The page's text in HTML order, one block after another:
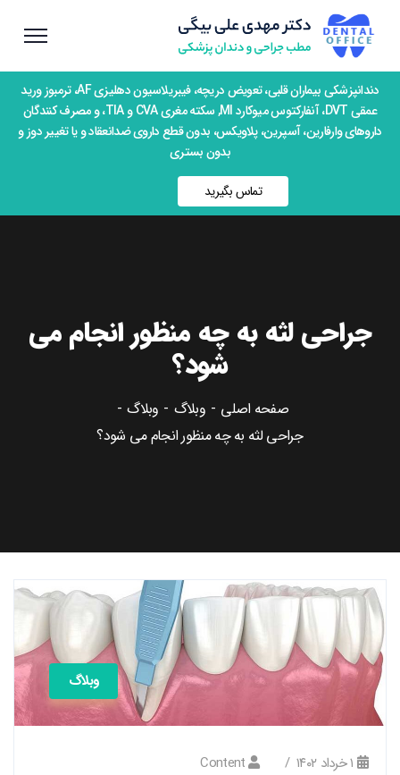
دندانپزشکی بیماران قلبی، تعویض دریچه، فیبریلاسیون دهلیزی AF، ترمبوز ورید
عمقی DVT، آنفارکتوس میوکارد MI, سکته مغری CVA و TIA، و مصرف کنندگان
داروهای وارفارین، آسپرین، پلاویکس، بدون قطع داروی ضدانعقاد و یا تغییر دوز و
بدون بستری
تماس بگیرید
جراحی لثه به چه منظور انجام می
شود؟
صفحه اصلی وبلاگ
وبلاگ
جراحی لثه به چه منظور انجام می شود؟
وبلاگ
۱ خرداد ۱۴۰۲ Content